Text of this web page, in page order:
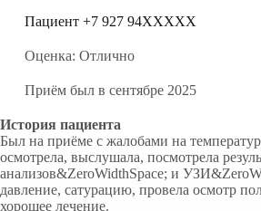
иПациент +7 927 94XXXXX
Оценка: Отлично
Приём был в сентябре 2025
История пациента
Был на приёме с жалобами на
осмотрела, выслушала, посмотрела
анализов&ZeroWidthSpace; и
давление, сатурацию, провела осмотр
хорошее лечение.